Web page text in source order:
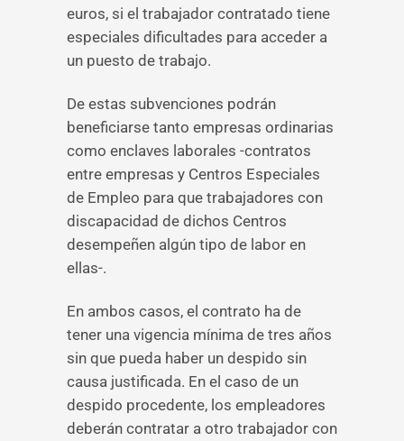
euros, si el trabajador contratado tiene
especiales dificultades para acceder a
un puesto de trabajo.
De estas subvenciones podrán
beneficiarse tanto empresas ordinarias
como enclaves laborales -contratos
entre empresas y Centros Especiales
de Empleo para que trabajadores con
discapacidad de dichos Centros
desempeñen algún tipo de labor en
ellas-.
En ambos casos, el contrato ha de
tener una vigencia mínima de tres años
sin que pueda haber un despido sin
causa justificada. En el caso de un
despido procedente, los empleadores
deberán contratar a otro trabajador con